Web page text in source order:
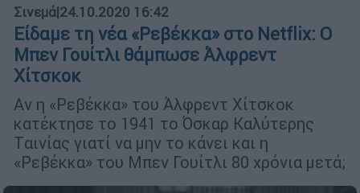
Σινεμά|24.10.2020 16:42
Είδαμε τη νέα «Ρεβέκκα» στο Netflix: Ο
Μπεν Γουίτλι θάμπωσε Άλφρεντ
Χίτσκοκ
Αν η «Ρεβέκκα» του Άλφρεντ Χίτσκοκ
κατέκτησε το 1941 το Όσκαρ Kαλύτερης
Tαινίας γιατί να μην το κάνει και η
«Ρεβέκκα» του Μπεν Γουίτλι 80 χρόνια μετά;